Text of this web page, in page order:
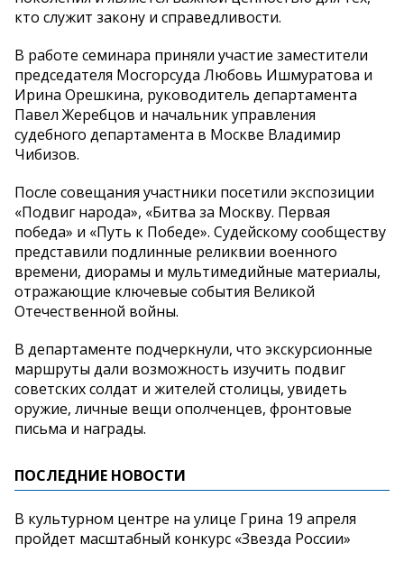
кто служит закону и справедливости.
В работе семинара приняли участие заместители
председателя Мосгорсуда Любовь Ишмуратова и
Ирина Орешкина, руководитель департамента
Павел Жеребцов и начальник управления
судебного департамента в Москве Владимир
Чибизов.
После совещания участники посетили экспозиции
«Подвиг народа», «Битва за Москву. Первая
победа» и «Путь к Победе». Судейскому сообществу
представили подлинные реликвии военного
времени, диорамы и мультимедийные материалы,
отражающие ключевые события Великой
Отечественной войны.
В департаменте подчеркнули, что экскурсионные
маршруты дали возможность изучить подвиг
советских солдат и жителей столицы, увидеть
оружие, личные вещи ополченцев, фронтовые
письма и награды.
ПОСЛЕДНИЕ НОВОСТИ
В культурном центре на улице Грина 19 апреля
пройдет масштабный конкурс «Звезда России»